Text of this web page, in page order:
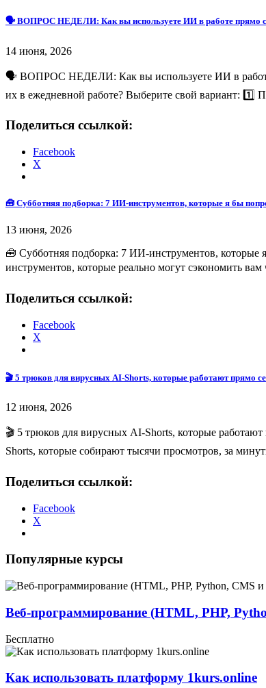
🗣 ВОПРОС НЕДЕЛИ: Как вы используете ИИ в работе прямо
14 июня, 2026
🗣 ВОПРОС НЕДЕЛИ: Как вы используете ИИ в работе
их в ежедневной работе? Выберите свой вариант:
Поделиться ссылкой:
Facebook
X
🧰 Субботняя подборка: 7 ИИ-инструментов, которые я бы
13 июня, 2026
🧰 Субботняя подборка: 7 ИИ-инструментов, которые
инструментов, которые реально могут сэкономить
Поделиться ссылкой:
Facebook
X
🎬 5 трюков для вирусных AI-Shorts, которые работают прямо
12 июня, 2026
🎬 5 трюков для вирусных AI-Shorts, которые
Shorts, которые собирают тысячи просмотров, за
Поделиться ссылкой:
Facebook
X
Популярные курсы
Веб-программирование (HTML, PHP,
Бесплатно
Как использовать платформу 1kurs.online